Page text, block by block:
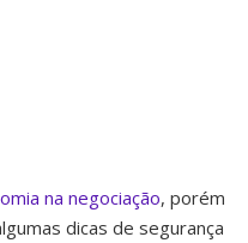
na negociação, porém
dicas de segurança